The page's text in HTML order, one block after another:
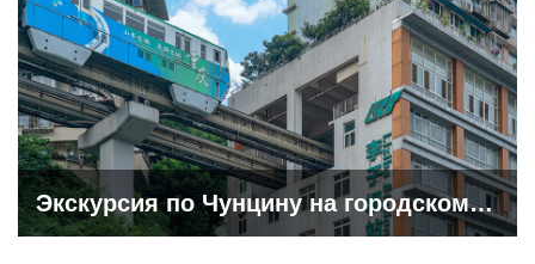
Экскурсия по Чунцину на городском транспорте